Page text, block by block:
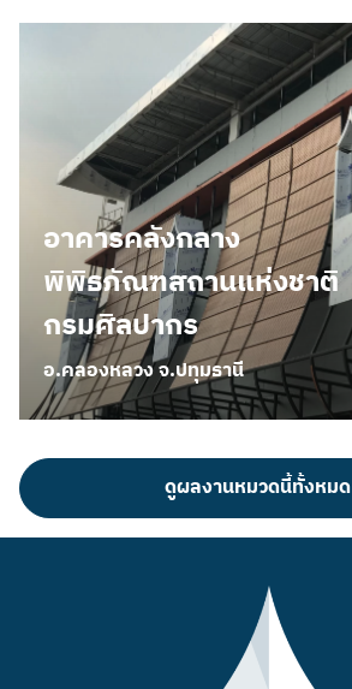
อาคารคลังกลาง
พิพิธภัณฑสถานแห่งชาติ
กรมศิลปากร
อ.คลองหลวง จ.ปทุมธานี
ดูผลงานหมวดนี้ทั้งหมด